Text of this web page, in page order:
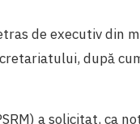
de executiv din
după
a solicitat, ca